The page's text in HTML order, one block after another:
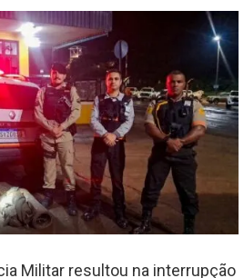
Militar resultou na interrupção